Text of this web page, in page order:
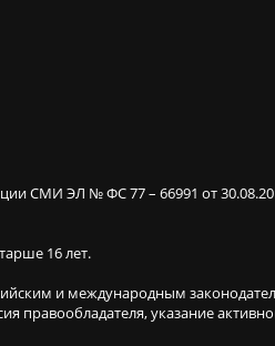
СМИ ЭЛ № ФС 77 – 66991 от
16 лет.
и международным
правообладателя, указание